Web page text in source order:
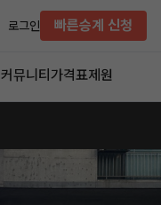
로그인 빠른승계 신청
커뮤니티 가격표제원